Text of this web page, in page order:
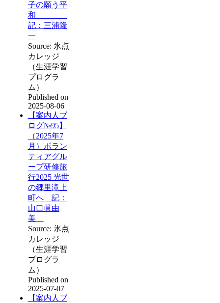
子の願う平
和
記：三浦隆
一
Source: 氷点
カレッジ
（生涯学習
プログラ
ム）
Published on
2025-08-06
【案内人ブ
ログ№95】
（2025年7
月）ボラン
ティアグル
ープ研修旅
行2025 光世
の郷里滝上
町へ 記：
山口眞由
美
Source: 氷点
カレッジ
（生涯学習
プログラ
ム）
Published on
2025-07-07
【案内人ブ